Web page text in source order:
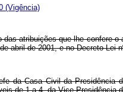
(Vigência)
das atribuições que lhe confere
abril de 2001, e no Decreto-Lei
da Casa Civil da
de 1 a 4, da Vice-Presidência